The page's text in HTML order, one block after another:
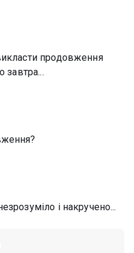
продовження
завтра...
і накручено...